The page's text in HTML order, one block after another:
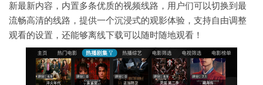
新最新内容，内置多条优质的视频线路，用户们可以切换到最
流畅高清的线路，提供一个沉浸式的观影体验，支持自由调整
观看的设置，还能够离线下载可以随时随地观看！